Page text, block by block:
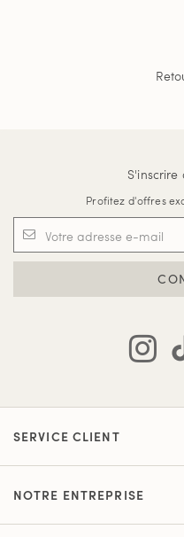
Profitez d'offres
SERVICE CLIENT
NOTRE ENTREPRISE